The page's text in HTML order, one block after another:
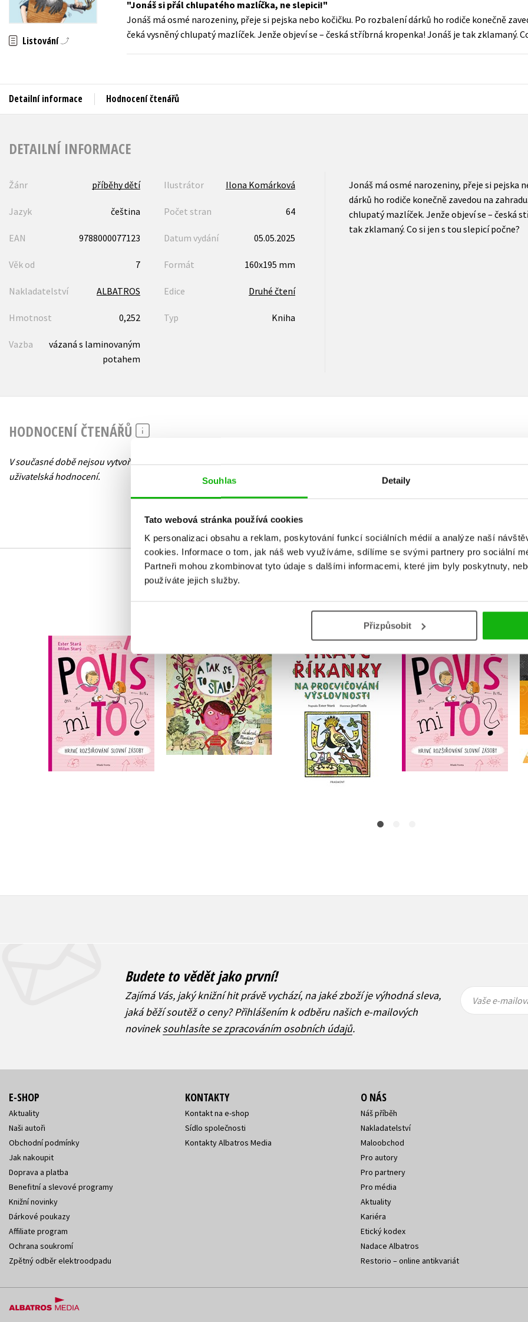
Souhlas Detaily
Tato webová stránka používá cookies
K personalizaci obsahu a reklam, poskytování funkcí sociálních médií a analýze naší
cookies. Informace o tom, jak náš web využíváme, sdílíme se svými partnery pro sociální
Partneři mohou zkombinovat tyto údaje s dalšími informacemi, které jim byly poskytnuty,
používáte jejich služby.
Přizpůsobit
Auto - moto
Jazyky
Kalendáře
Komiks
Populárně - naučná pro dospělé
Populárně - naučné pro děti
Young adult (SK)
Zahraniční literatura
Listování
Jonáš si přál chlupatého mazlíčka, ne slepici!
Jonáš má osmé narozeniny, přeje si pejska nebo kočičku. Po rozbalení dárků ho rodiče konečně
čeká vysněný chlupatý mazlíček. Jenže objeví se – česká stříbrná kropenka! Jonáš je tak zklamaný.
Detailní informace Hodnocení čtenářů
DETAILNÍ INFORMACE
Žánr příběhy dětí Ilustrátor Ilona Komárková
Jazyk čeština Počet stran 64
EAN 9788000077123 Datum vydání 05.05.2025
Věk od 7 Formát 160x195 mm
Nakladatelství ALBATROS Edice Druhé čtení
Hmotnost 0,252 Typ Kniha
Vazba
vázaná s laminovaným
potahem
Jonáš má osmé narozeniny, přeje si pejska
dárků ho rodiče konečně zavedou na
chlupatý mazlíček. Jenže objeví se – česká
tak zklamaný. Co si jen s tou slepicí počne?
HODNOCENÍ ČTENÁŘŮ
V současné době nejsou vytvořena žádná
uživatelská hodnocení.
Uživatelskou recenzi mohou vkládat pouze registrovaní
Povíš mi to?
Ester Stará
Do košíku
299 Kč
239 Kč
A pak se to stalo!
Ester Stará
Do košíku
procvičování
výslovnosti – Josef
Lada
Ester Stará
Do košíku
199 Kč
Povíš mi to?
Ester Stará
Do košíku
289 Kč
231 Kč
Budete to vědět jako první!
Zajímá Vás, jaký knižní hit právě vychází, na jaké zboží je výhodná sleva,
jaká běží soutěž o ceny? Přihlášením k odběru našich e-mailových
novineksouhlasíte se zpracováním osobních údajů.
mailová
mailová
Vaše e-
E-SHOP
Aktuality
Naši autoři
Obchodní podmínky
Jak nakoupit
Doprava a platba
Benefitní a slevové programy
Knižní novinky
Dárkové poukazy
Affiliate program
Ochrana soukromí
Zpětný odběr elektroodpadu
KONTAKTY
Kontakt na e-shop
Sídlo společnosti
Kontakty Albatros Media
O NÁS
Náš příběh
Nakladatelství
Maloobchod
Pro autory
Pro partnery
Pro média
Aktuality
Kariéra
Etický kodex
Nadace Albatros
Restorio – online antikvariát